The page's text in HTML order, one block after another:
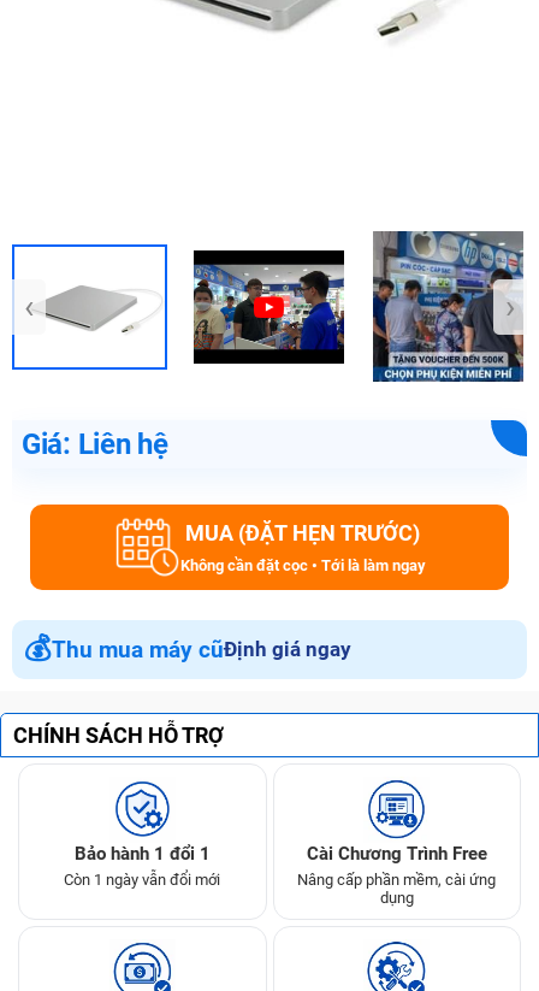
‹ ›
Giá: Liên hệ
MUA (ĐẶT HẸN TRƯỚC)
Không cần đặt cọc • Tới là làm ngay
💰Thu mua máy cũĐịnh giá ngay
CHÍNH SÁCH HỖ TRỢ
Bảo hành 1 đổi 1
Còn 1 ngày vẫn đổi mới
Cài Chương Trình Free
Nâng cấp phần mềm, cài ứng
dụng